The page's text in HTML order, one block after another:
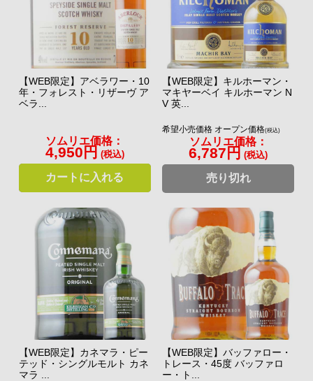
【WEB限定】アベラワー・10
年・フォレスト・リザーヴ ア
ベラ...
ソムリエ価格：
4,950円 (税込)
カートに入れる
【WEB限定】キルホーマン・
マキヤーベイ キルホーマン N
V 英...
希望小売価格 オープン価格(税込)
ソムリエ価格：
6,787円 (税込)
売り切れ
【WEB限定】カネマラ・ピー
テッド・シングルモルト カネ
マラ ...
【WEB限定】バッファロー・
トレース・45度 バッファロ
ー・ト...